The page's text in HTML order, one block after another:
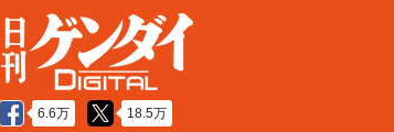
6.6万 18.5万